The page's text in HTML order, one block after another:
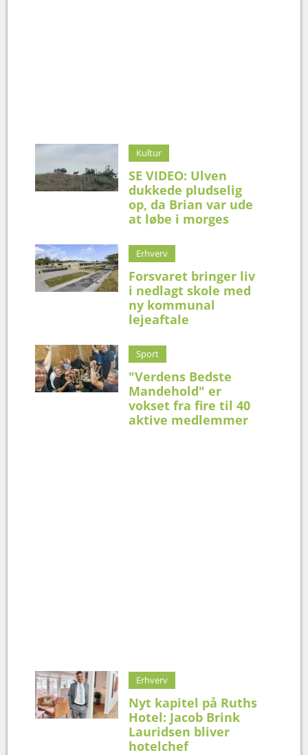
Kultur
SE VIDEO: Ulven
dukkede pludselig
op, da Brian var ude
at løbe i morges
Erhverv
Forsvaret bringer liv
i nedlagt skole med
ny kommunal
lejeaftale
Sport
"Verdens Bedste
Mandehold" er
vokset fra fire til 40
aktive medlemmer
Erhverv
Nyt kapitel på Ruths
Hotel: Jacob Brink
Lauridsen bliver
hotelchef